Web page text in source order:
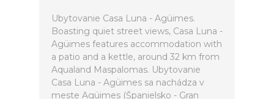
Ubytovanie Casa Luna - Agüimes.
Boasting quiet street views, Casa Luna -
Agüimes features accommodation with
a patio and a kettle, around 32 km from
Aqualand Maspalomas. Ubytovanie
Casa Luna - Agüimes sa nachádza v
meste Agüimes (Španielsko - Gran